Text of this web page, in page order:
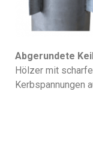
Abgerundete
Hölzer mit
Kerbspannungen